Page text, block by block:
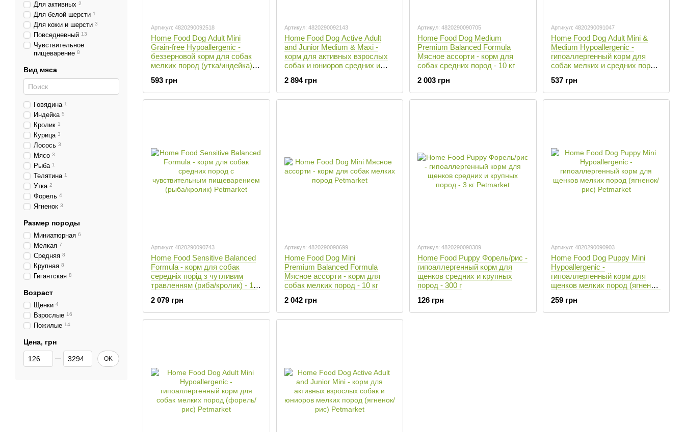
Артикул: 4820290092518
Home Food Dog Adult Mini
Grain-free Hypoallergenic -
беззерновой корм для собак
мелких пород (утка/индейка) -
593 грн
Артикул: 4820290092143
Home Food Dog Active Adult
and Junior Medium & Maxi -
корм для активных взрослых
собак и юниоров cредних и
10 кг
2 894 грн
Артикул: 4820290090705
Home Food Dog Medium
Premium Balanced Formula
Мясное ассорти - корм для
собак средних пород - 10 кг
2 003 грн
Артикул: 4820290091047
Home Food Dog Adult Mini &
Medium Hypoallergenic -
гипоаллергенный корм для
собак мелких и средних пород
537 грн
Артикул: 4820290090743
Home Food Sensitive Balanced
Formula - корм для собак
середніх порід з чутливим
травленням (риба/кролик) - 10
2 079 грн
Артикул: 4820290090699
Home Food Dog Mini
Premium Balanced Formula
Мясное ассорти - корм для
собак мелких пород - 10 кг
2 042 грн
Артикул: 4820290090309
Home Food Puppy Форель/рис -
гипоаллергенный корм для
щенков средних и крупных
пород - 300 г
126 грн
Артикул: 4820290090903
Home Food Dog Puppy Mini
Hypoallergenic -
гипоаллергенный корм для
щенков мелких пород (ягненок/
259 грн
Для активных 2
Для белой шерсти 1
Для кожи и шерсти 3
Повседневный 13
Чувствительное
пищеварение 8
Вид мяса
Говядина 1
Индейка 5
Кролик 1
Курица 3
Лосось 3
Мясо 3
Рыба 1
Телятина 1
Утка 2
Форель 4
Ягненок 3
Размер породы
Миниатюрная 6
Мелкая 7
Средняя 8
Крупная 8
Гигантская 8
Возраст
Щенки 4
Взрослые 16
Пожилые 14
Цена, грн
От Цена, грн
До Цена, грн OK